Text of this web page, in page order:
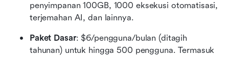
penyimpanan 100GB, 1000 eksekusi otomatisasi,
terjemahan AI, dan lainnya.
Paket Dasar: $6/pengguna/bulan (ditagih
tahunan) untuk hingga 500 pengguna. Termasuk